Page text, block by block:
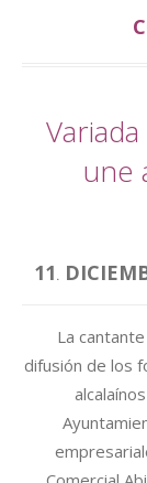
une
11 .
La
difusión de los